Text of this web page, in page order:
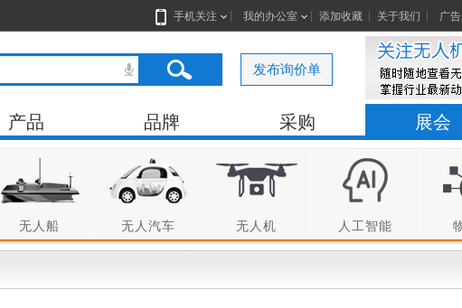
手机关注 我的办公室 添加收藏 关于我们 广
发布询价单
产品 品牌 采购 展会
无人船 无人汽车 无人机 人工智能